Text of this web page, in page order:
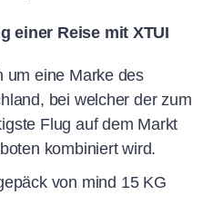
einer Reise mit XTUI
um eine Marke des
bei welcher der zum
Flug auf dem Markt
kombiniert wird.
von mind 15 KG